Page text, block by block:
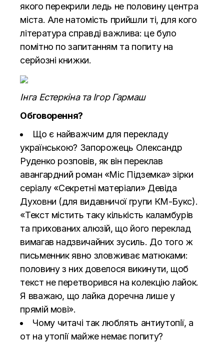
якого перекрили ледь не половину центра
міста. Але натомість прийшли ті, для кого
література справді важлива: це було
помітно по запитанням та попиту на
серйозні книжки.
Інга Естеркіна та Ігор Гармаш
Обговорення?
Що є найважчим для перекладу
українською? Запорожець Олександр
Руденко розповів, як він переклав
авангардний роман «Міс Підземка» зірки
серіалу «Секретні матеріали» Девіда
Духовни (для видавничої групи КМ-Букс).
«Текст містить таку кількість каламбурів
та прихованих алюзій, що його переклад
вимагав надзвичайних зусиль. До того ж
письменник явно зловживає матюками:
половину з них довелося викинути, щоб
текст не перетворився на колекцію лайок.
Я вважаю, що лайка доречна лише у
прямій мові».
Чому читачі так люблять антиутопії, а
от на утопії майже немає попиту?